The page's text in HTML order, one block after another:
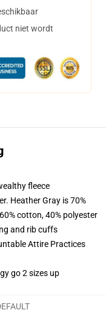
niet wordt
fleece
Heather Gray is 70%
cotton, 40% polyester
and rib cuffs
Attire Practices
go 2 sizes up